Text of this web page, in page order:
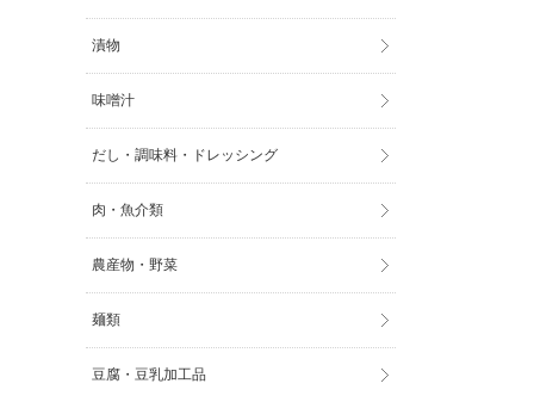
漬物
味噌汁
だし・調味料・ドレッシング
肉・魚介類
農産物・野菜
麺類
豆腐・豆乳加工品